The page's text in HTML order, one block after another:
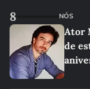
8 NÓS
Ator
de